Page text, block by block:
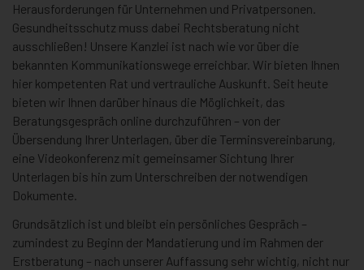
Herausforderungen für Unternehmen und Privatpersonen.
Gesundheitsschutz muss dabei Rechtsberatung nicht
ausschließen! Unsere Kanzlei ist nach wie vor über die
bekannten Kommunikationswege erreichbar. Wir bieten Ihnen
hier kompetenten Rat und vertrauliche Auskunft. Seit heute
bieten wir Ihnen darüber hinaus die Möglichkeit, das
Beratungsgespräch online durchzuführen – von der
Übersendung Ihrer Unterlagen, über die Terminsvereinbarung,
eine Videokonferenz mit gemeinsamer Sichtung Ihrer
Unterlagen bis hin zum Unterschreiben der notwendigen
Dokumente.
Grundsätzlich ist und bleibt ein persönliches Gespräch –
zumindest zu Beginn der Mandatierung und im Rahmen der
Erstberatung – nach unserer Auffassung sehr wichtig, nicht nur